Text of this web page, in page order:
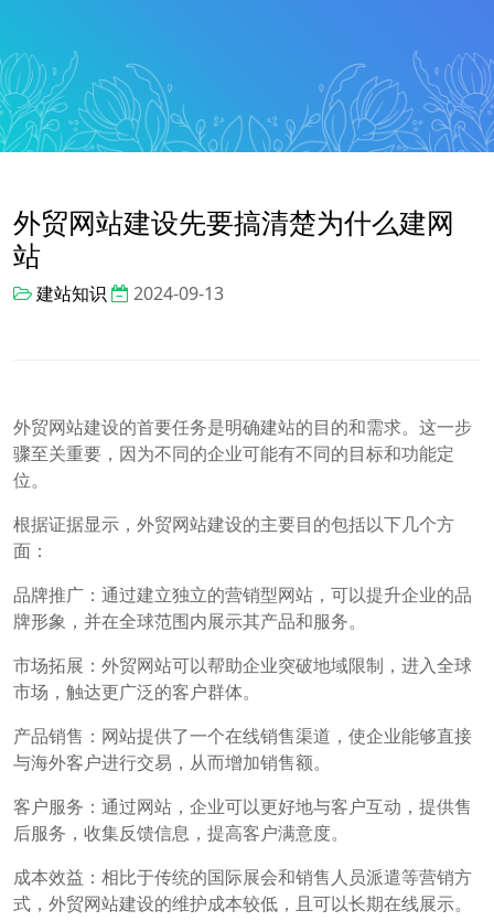
外贸网站建设先要搞清楚为什么建网
站
建站知识 2024-09-13
外贸网站建设的首要任务是明确建站的目的和需求。这一步
骤至关重要，因为不同的企业可能有不同的目标和功能定
位。
根据证据显示，外贸网站建设的主要目的包括以下几个方
面：
品牌推广：通过建立独立的营销型网站，可以提升企业的品
牌形象，并在全球范围内展示其产品和服务。
市场拓展：外贸网站可以帮助企业突破地域限制，进入全球
市场，触达更广泛的客户群体。
产品销售：网站提供了一个在线销售渠道，使企业能够直接
与海外客户进行交易，从而增加销售额。
客户服务：通过网站，企业可以更好地与客户互动，提供售
后服务，收集反馈信息，提高客户满意度。
成本效益：相比于传统的国际展会和销售人员派遣等营销方
式，外贸网站建设的维护成本较低，且可以长期在线展示。